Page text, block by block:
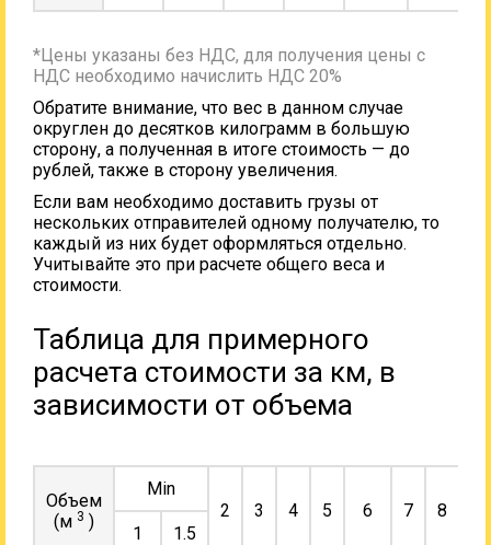
*Цены указаны без НДС, для получения цены с
НДС необходимо начислить НДС 20%
Обратите внимание, что вес в данном случае
округлен до десятков килограмм в большую
сторону, а полученная в итоге стоимость — до
рублей, также в сторону увеличения.
Если вам необходимо доставить грузы от
нескольких отправителей одному получателю, то
каждый из них будет оформляться отдельно.
Учитывайте это при расчете общего веса и
стоимости.
Таблица для примерного
расчета стоимости за км, в
зависимости от объема
Объем
(м 3 )
Min
2
3 4 5 6 7 8
1
1.5